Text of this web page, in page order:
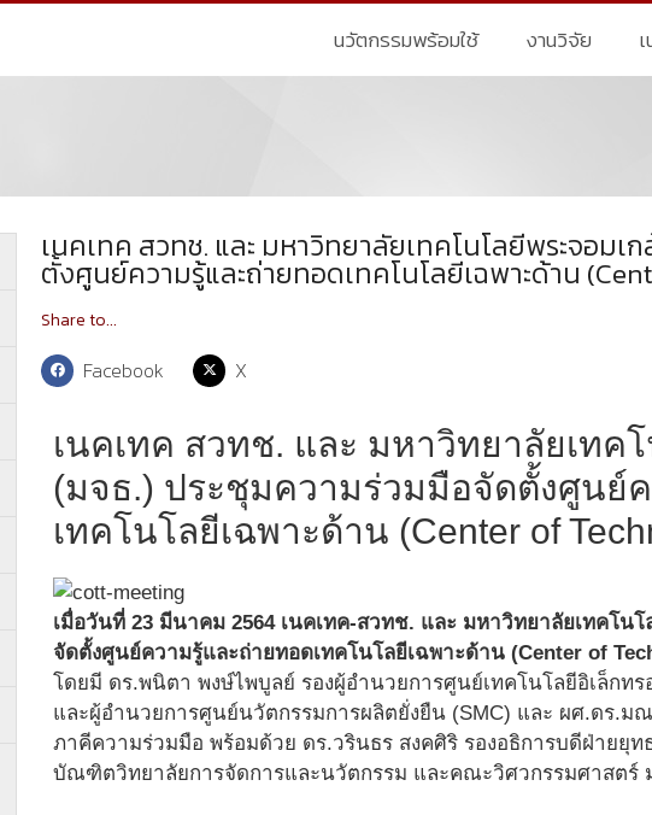
นวัตกรรมพร้อมใช้ งานวิจัย
เนคเทค สวทช. และ มหาวิทยาลัยเทคโนโลยีพระจอมเ
ตั้งศูนย์ความรู้และถ่ายทอดเทคโนโลยีเฉพาะด้าน
Share to...
Facebook X
เนคเทค สวทช. และ มหาวิทยาลัยเทค
(มจธ.) ประชุมความร่วมมือจัดตั้งศูนย์
เทคโนโลยีเฉพาะด้าน (Center of
เมื่อวันที่ 23 มีนาคม 2564 เนคเทค-สวทช. และ มหาวิทยาลัยเทคโน
จัดตั้งศูนย์ความรู้และถ่ายทอดเทคโนโลยีเฉพาะด้าน (Center of
โดยมี ดร.พนิตา พงษ์ไพบูลย์ รองผู้อำนวยการศูนย์เทคโนโลยีอิเล็กท
และผู้อำนวยการศูนย์นวัตกรรมการผลิตยั่งยืน (SMC) และ ผศ.ดร.
ภาคีความร่วมมือ พร้อมด้วย ดร.วรินธร สงคศิริ รองอธิการบดีฝ่ายยุ
บัณฑิตวิทยาลัยการจัดการและนวัตกรรม และคณะวิศวกรรมศาสตร์